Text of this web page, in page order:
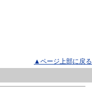
▲ページ上部に戻る